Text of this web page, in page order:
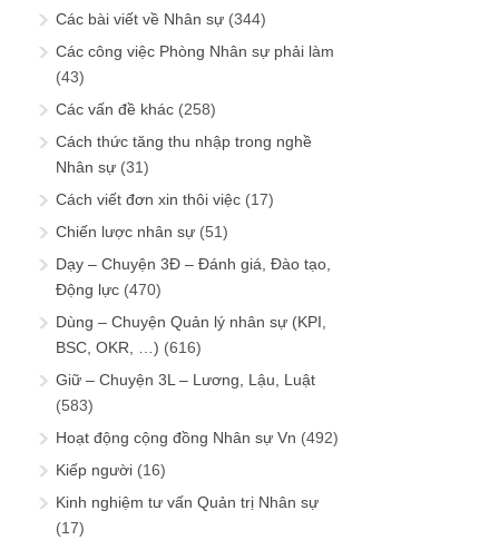
Các bài viết về Nhân sự (344)
Các công việc Phòng Nhân sự phải làm
(43)
Các vấn đề khác (258)
Cách thức tăng thu nhập trong nghề
Nhân sự (31)
Cách viết đơn xin thôi việc (17)
Chiến lược nhân sự (51)
Dạy – Chuyện 3Đ – Đánh giá, Đào tạo,
Động lực (470)
Dùng – Chuyện Quản lý nhân sự (KPI,
BSC, OKR, …) (616)
Giữ – Chuyện 3L – Lương, Lậu, Luật
(583)
Hoạt động cộng đồng Nhân sự Vn (492)
Kiếp người (16)
Kinh nghiệm tư vấn Quản trị Nhân sự
(17)